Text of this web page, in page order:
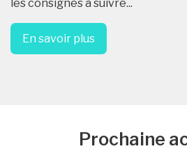
les consignes à suivre...
En savoir plus
Prochaine